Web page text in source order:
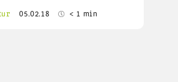
05.02.18 < 1 min